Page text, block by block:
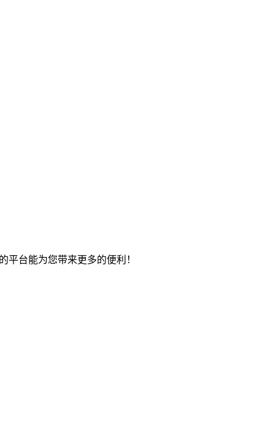
台能为您带来更多的便利！